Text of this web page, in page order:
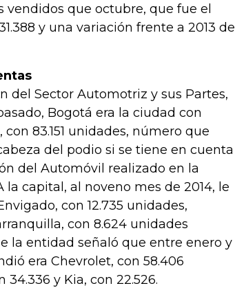
que octubre, que fue el
y una variación frente a 2013 de
del Sector Automotriz y sus Partes,
Bogotá era la ciudad con
83.151 unidades, número que
del podio si se tiene en cuenta
del Automóvil realizado en la
capital, al noveno mes de 2014, le
con 12.735 unidades,
con 8.624 unidades
la entidad señaló que entre enero y
era Chevrolet, con 58.406
y Kia, con 22.526.